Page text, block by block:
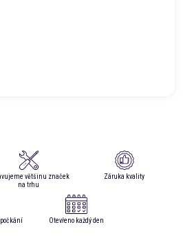
většinu značek
na trhu
Záruka kvality
Otevřeno každý den